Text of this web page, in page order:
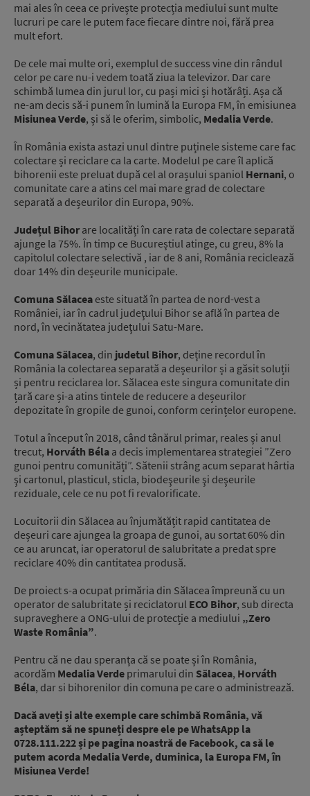
mai ales în ceea ce privește protecția mediului sunt multe
lucruri pe care le putem face fiecare dintre noi, fără prea
mult efort.
De cele mai multe ori, exemplul de success vine din rândul
celor pe care nu-i vedem toată ziua la televizor. Dar care
schimbă lumea din jurul lor, cu pași mici și hotărâți. Așa că
ne-am decis să-i punem în lumină la Europa FM, în emisiunea
Misiunea Verde, și să le oferim, simbolic, Medalia Verde.
În România exista astazi unul dintre puținele sisteme care fac
colectare și reciclare ca la carte. Modelul pe care îl aplică
bihorenii este preluat după cel al orașului spaniol Hernani, o
comunitate care a atins cel mai mare grad de colectare
separată a deșeurilor din Europa, 90%.
Județul Bihorare localități în care rata de colectare separată
ajunge la 75%. În timp ce Bucureștiul atinge, cu greu, 8% la
capitolul colectare selectivă , iar de 8 ani, România reciclează
doar 14% din deșeurile municipale.
Comuna Sălacea este situată în partea de nord-vest a
României, iar în cadrul judeţului Bihor se află în partea de
nord, în vecinătatea judeţului Satu-Mare.
Comuna Sălacea, din judetul Bihor, deține recordul în
România la colectarea separată a deșeurilor și a găsit soluții
și pentru reciclarea lor. Sălacea este singura comunitate din
țară care și-a atins tintele de reducere a deșeurilor
depozitate în gropile de gunoi, conform cerințelor europene.
Totul a început în 2018, când tânărul primar, reales și anul
trecut, Horváth Béla a decis implementarea strategiei ”Zero
gunoi pentru comunități”. Sătenii strâng acum separat hârtia
şi cartonul, plasticul, sticla, biodeşeurile şi deşeurile
reziduale, cele ce nu pot fi revalorificate.
Locuitorii din Sălacea au înjumătățit rapid cantitatea de
deșeuri care ajungea la groapa de gunoi, au sortat 60% din
ce au aruncat, iar operatorul de salubritate a predat spre
reciclare 40% din cantitatea produsă.
De proiect s-a ocupat primăria din Sălacea împreună cu un
operator de salubritate și reciclatorul ECO Bihor, sub directa
supraveghere a ONG-ului de protecție a mediului „Zero
Waste România”.
Pentru că ne dau speranța că se poate și în România,
acordăm Medalia Verde primarului din Sălacea, Horváth
Béla, dar si bihorenilor din comuna pe care o administrează.
Dacă aveți și alte exemple care schimbă România, vă
așteptăm să ne spuneți despre ele pe WhatsApp la
0728.111.222 și pe pagina noastră de Facebook, ca să le
putem acorda Medalia Verde, duminica, la Europa FM, în
Misiunea Verde!